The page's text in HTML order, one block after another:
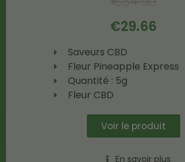
€29.66
Saveurs CBD
Fleur Pineapple Express
Quantité : 5g
Fleur CBD
Voir le produit
En savoir plus